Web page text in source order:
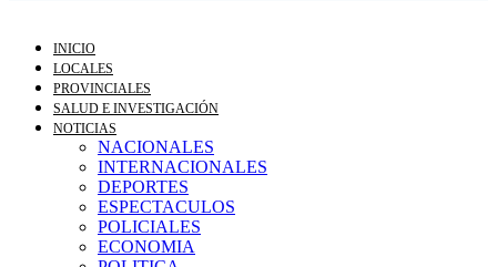
INICIO
LOCALES
PROVINCIALES
SALUD E INVESTIGACIÓN
NOTICIAS
NACIONALES
INTERNACIONALES
DEPORTES
ESPECTACULOS
POLICIALES
ECONOMIA